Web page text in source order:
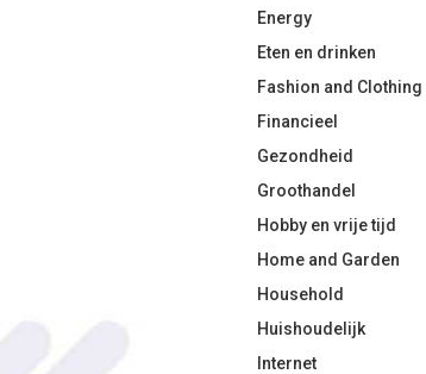
Energy
Eten en drinken
Fashion and Clothing
Financieel
Gezondheid
Groothandel
Hobby en vrije tijd
Home and Garden
Household
Huishoudelijk
Internet